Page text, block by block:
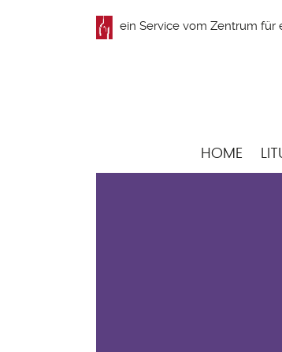
ein Service vom Zentrum für
HOME